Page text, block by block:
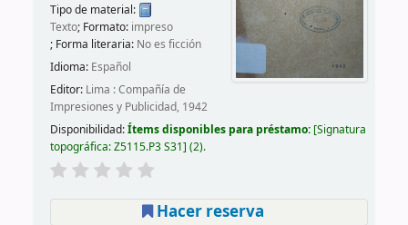
Tipo de material:
Texto; Formato: impreso
; Forma literaria: No es ficción
Idioma: Español
Editor: Lima : Compañía de
Impresiones y Publicidad, 1942
Disponibilidad:Ítems disponibles para préstamo: Signatura
topográfica:Z5115.P3 S31 (2).
Hacer reserva